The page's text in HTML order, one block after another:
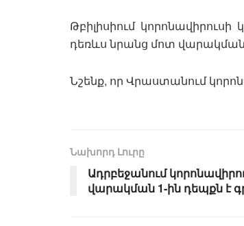
Թբիլիսիում
դեռևս նրանց մոտ
Նշենք, որ Վրաստանում
Նախորդ Լուրը
Ադրբեջանում
վարակման 1-ին դեպքն է